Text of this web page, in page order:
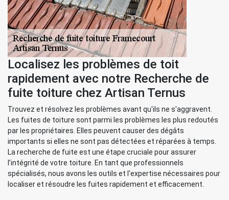
Localisez les problèmes de toit
rapidement avec notre Recherche de
fuite toiture chez Artisan Ternus
Trouvez et résolvez les problèmes avant qu'ils ne s'aggravent.
Les fuites de toiture sont parmi les problèmes les plus redoutés
par les propriétaires. Elles peuvent causer des dégâts
importants si elles ne sont pas détectées et réparées à temps.
La recherche de fuite est une étape cruciale pour assurer
l’intégrité de votre toiture. En tant que professionnels
spécialisés, nous avons les outils et l'expertise nécessaires pour
localiser et résoudre les fuites rapidement et efficacement.